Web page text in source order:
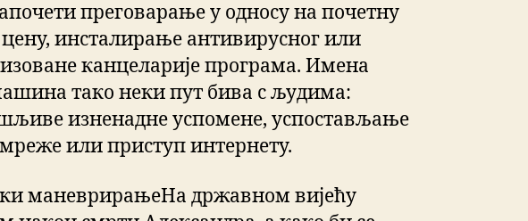
преговарање у односу на почетну
инсталирање антивирусног или
канцеларије програма. Имена
тако неки пут бива с људима:
изненадне успомене, успостављање
или приступ интернету.
маневрирањеНа државном вијећу